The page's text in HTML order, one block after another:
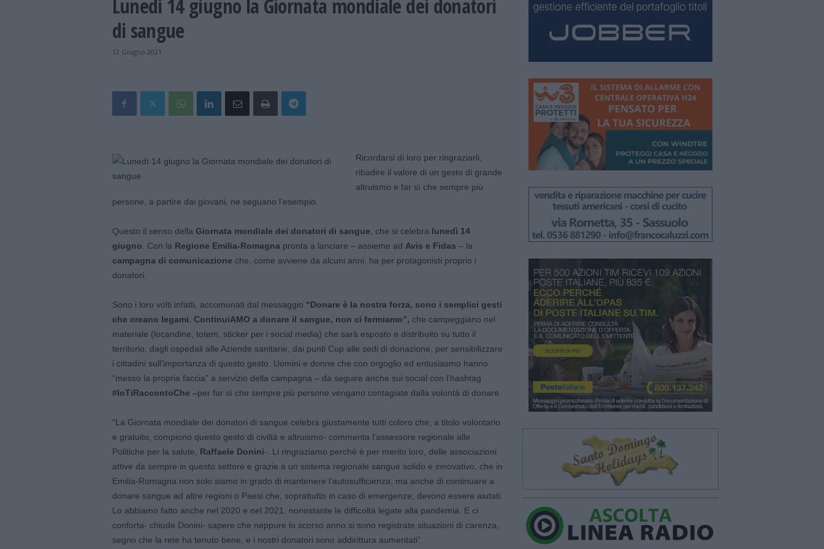
Lunedì 14 giugno la Giornata mondiale dei donatori
di sangue
12 Giugno 2021
Ricordarsi di loro per ringraziarli,
ribadire il valore di un gesto di grande
altruismo e far sì che sempre più
persone, a partire dai giovani, ne seguano l’esempio.
Questo il senso della Giornata mondiale dei donatori di sangue , che si celebra lunedì 14
giugno . Con la Regione Emilia-Romagna pronta a lanciare – assieme ad Avis e Fidas – la
campagna di comunicazione che, come avviene da alcuni anni, ha per protagonisti proprio i
donatori.
Sono i loro volti infatti, accomunati dal messaggio “Donare è la nostra forza, sono i semplici gesti
che creano legami. ContinuiAMO a donare il sangue, non ci fermiamo”, che campeggiano nel
materiale (locandine, totem, sticker per i social media) che sarà esposto e distribuito su tutto il
territorio, dagli ospedali alle Aziende sanitarie, dai punti Cup alle sedi di donazione, per sensibilizzare
i cittadini sull’importanza di questo gesto. Uomini e donne che con orgoglio ed entusiasmo hanno
“messo la propria faccia” a servizio della campagna – da seguire anche sui social con l’hashtag
#IoTiRaccontoChe –per far sì che sempre più persone vengano contagiate dalla volontà di donare.
“La Giornata mondiale dei donatori di sangue celebra giustamente tutti coloro che, a titolo volontario
e gratuito, compiono questo gesto di civiltà e altruismo- commenta l’assessore regionale alle
Politiche per la salute, Raffaele Donini-. Li ringraziamo perché è per merito loro, delle associazioni
attive da sempre in questo settore e grazie a un sistema regionale sangue solido e innovativo, che in
Emilia-Romagna non solo siamo in grado di mantenere l’autosufficienza, ma anche di continuare a
donare sangue ad altre regioni o Paesi che, soprattutto in caso di emergenze, devono essere aiutati.
Lo abbiamo fatto anche nel 2020 e nel 2021, nonostante le difficoltà legate alla pandemia. E ci
conforta- chiude Donini- sapere che neppure lo scorso anno si sono registrate situazioni di carenza,
segno che la rete ha tenuto bene, e i nostri donatori sono addirittura aumentati”.